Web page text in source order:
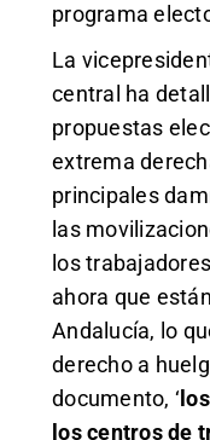
programa
La
central ha
propuestas
extrema
principales
las
los
ahora que
Andalucía, lo
derecho a
documento, ‘
los centros de